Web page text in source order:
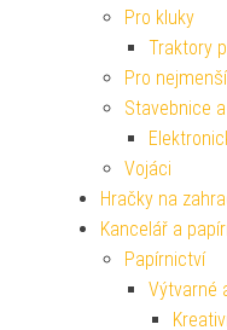
Pro kluky
Traktory
Pro nejmenší
Stavebnice
Vojáci
Hračky na
Kancelář a
Papírnictví
Výtvarné